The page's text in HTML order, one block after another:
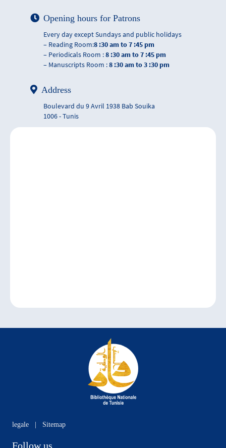
Opening hours for Patrons
Every day except Sundays and public holidays
– Reading Room:8 :30 am to 7 :45 pm
– Periodicals Room :8 :30 am to 7 :45 pm
– Manuscripts Room :8 :30 am to 3 :30 pm
Address
Boulevard du 9 Avril 1938 Bab Souika
1006 - Tunis
legale Sitemap
Follow us